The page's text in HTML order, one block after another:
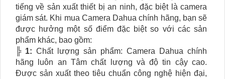
tiếng về sản xuất thiết bị an ninh, đặc biệt là camera
giám sát. Khi mua Camera Dahua chính hãng, bạn sẽ
được hưởng một số điểm đặc biệt so với các sản
phẩm khác, bao gồm:
╠ 1: Chất lượng sản phẩm: Camera Dahua chính
hãng luôn an Tâm chất lượng và độ tin cậy cao.
Được sản xuất theo tiêu chuẩn công nghệ hiện đại,